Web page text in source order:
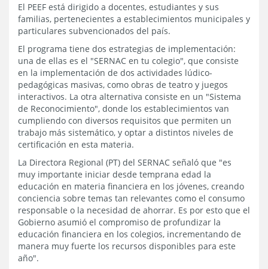
El PEEF está dirigido a docentes, estudiantes y sus
familias, pertenecientes a establecimientos municipales y
particulares subvencionados del país.
El programa tiene dos estrategias de implementación:
una de ellas es el "SERNAC en tu colegio", que consiste
en la implementación de dos actividades lúdico-
pedagógicas masivas, como obras de teatro y juegos
interactivos. La otra alternativa consiste en un "Sistema
de Reconocimiento", donde los establecimientos van
cumpliendo con diversos requisitos que permiten un
trabajo más sistemático, y optar a distintos niveles de
certificación en esta materia.
La Directora Regional (PT) del SERNAC señaló que "es
muy importante iniciar desde temprana edad la
educación en materia financiera en los jóvenes, creando
conciencia sobre temas tan relevantes como el consumo
responsable o la necesidad de ahorrar. Es por esto que el
Gobierno asumió el compromiso de profundizar la
educación financiera en los colegios, incrementando de
manera muy fuerte los recursos disponibles para este
año".